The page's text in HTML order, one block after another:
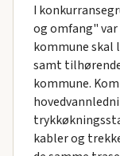
I
og omfang"
kommune skal
samt
kommune.
kabler og